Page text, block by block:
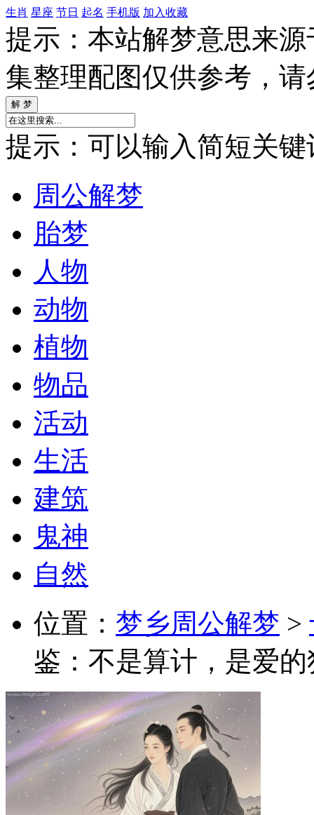
生肖 星座 节日 起名 手机版 加入收藏
提示：本站解梦意思来
集整理配图仅供参考，
提示：可以输入简短关键
周公解梦
胎梦
人物
动物
植物
物品
活动
生活
建筑
鬼神
自然
位置： 梦乡周公解梦 >
鉴：不是算计，是爱